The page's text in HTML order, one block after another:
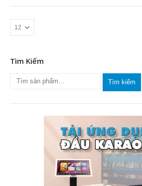
Tìm Kiếm
Tìm kiếm